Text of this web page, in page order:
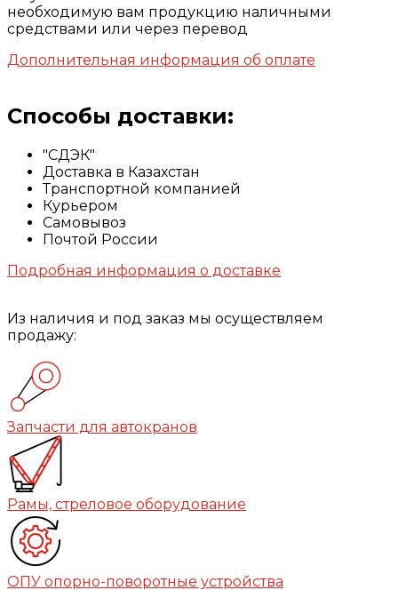
необходимую вам продукцию наличными
средствами или через перевод
Дополнительная информация об оплате
Способы доставки:
"СДЭК"
Доставка в Казахстан
Транспортной компанией
Курьером
Самовывоз
Почтой России
Подробная информация о доставке
Из наличия и под заказ мы осуществляем
продажу:
Запчасти для автокранов
Рамы, стреловое оборудование
ОПУ опорно-поворотные устройства